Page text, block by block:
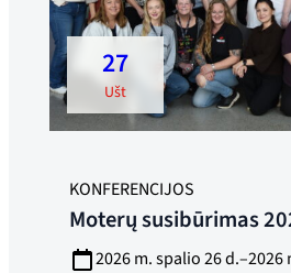
27
ušt
KONFERENCIJOS
Moterų susibūrimas
2026 m. spalio 26 d.–2026